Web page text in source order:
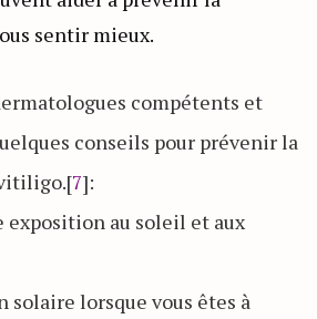
sentir mieux.
compétents et
conseils pour prévenir la
7]:
au soleil et aux
solaire lorsque vous êtes à